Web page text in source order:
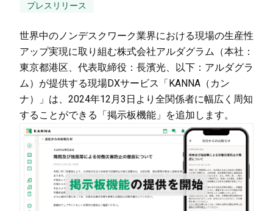
プレスリリース
世界中のノンデスクワーク業界における現場の生産性
アップ実現に取り組む株式会社アルダグラム（本社：
東京都港区、代表取締役：長濱光、以下：アルダグラ
ム）が提供する現場DXサービス「KANNA（カン
ナ）」は、2024年12月3日より全関係者に幅広く周知
することができる「掲示板機能」を追加します。